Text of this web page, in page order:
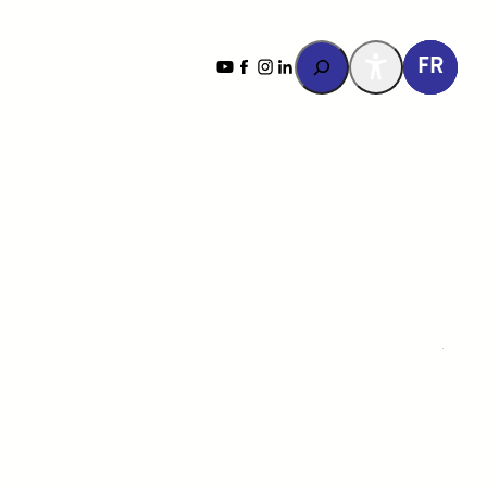
YouTube
Facebook
Instagram
LinkedIn
Rechercher
FR